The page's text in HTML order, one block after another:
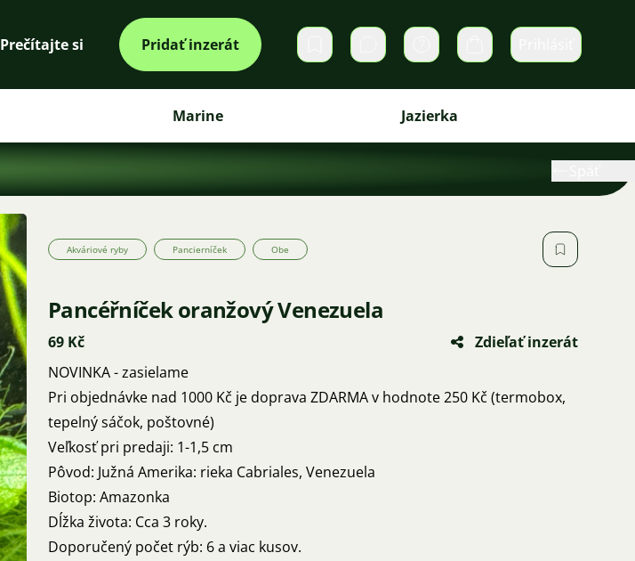
Prečítajte si Pridať inzerát Súkromné správy Košík
Marine Jazierka
Akváriové ryby Pancierníček Obe
Pancéřníček oranžový Venezuela
69 Kč
Zdieľať inzerát
NOVINKA - zasielame
Pri objednávke nad 1000 Kč je doprava ZDARMA v hodnote 250 Kč (termobox,
tepelný sáčok, poštovné)
Veľkosť pri predaji: 1-1,5 cm
Pôvod: Južná Amerika: rieka Cabriales, Venezuela
Biotop: Amazonka
Dĺžka života: Cca 3 roky.
Doporučený počet rýb: 6 a viac kusov.